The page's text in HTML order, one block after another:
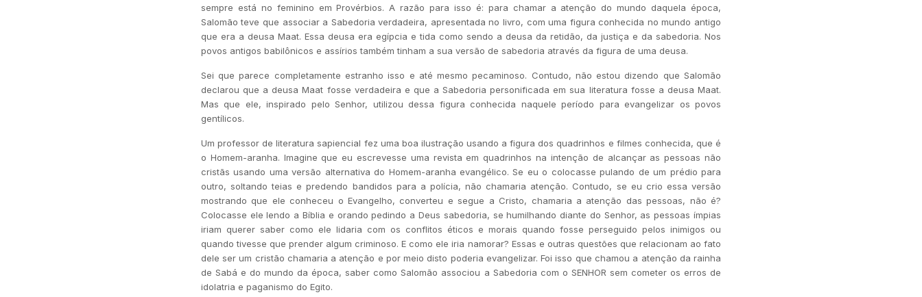
sempre está no feminino em Provérbios. A razão para isso é: para chamar a atenção do mundo daquela época,
Salomão teve que associar a Sabedoria verdadeira, apresentada no livro, com uma figura conhecida no mundo antigo
que era a deusa Maat. Essa deusa era egípcia e tida como sendo a deusa da retidão, da justiça e da sabedoria. Nos
povos antigos babilônicos e assírios também tinham a sua versão de sabedoria através da figura de uma deusa.
Sei que parece completamente estranho isso e até mesmo pecaminoso. Contudo, não estou dizendo que Salomão
declarou que a deusa Maat fosse verdadeira e que a Sabedoria personificada em sua literatura fosse a deusa Maat.
Mas que ele, inspirado pelo Senhor, utilizou dessa figura conhecida naquele período para evangelizar os povos
gentílicos.
Um professor de literatura sapiencial fez uma boa ilustração usando a figura dos quadrinhos e filmes conhecida, que é
o Homem-aranha. Imagine que eu escrevesse uma revista em quadrinhos na intenção de alcançar as pessoas não
cristãs usando uma versão alternativa do Homem-aranha evangélico. Se eu o colocasse pulando de um prédio para
outro, soltando teias e predendo bandidos para a polícia, não chamaria atenção. Contudo, se eu crio essa versão
mostrando que ele conheceu o Evangelho, converteu e segue a Cristo, chamaria a atenção das pessoas, não é?
Colocasse ele lendo a Bíblia e orando pedindo a Deus sabedoria, se humilhando diante do Senhor, as pessoas ímpias
iriam querer saber como ele lidaria com os conflitos éticos e morais quando fosse perseguido pelos inimigos ou
quando tivesse que prender algum criminoso. E como ele iria namorar? Essas e outras questões que relacionam ao fato
dele ser um cristão chamaria a atenção e por meio disto poderia evangelizar. Foi isso que chamou a atenção da rainha
de Sabá e do mundo da época, saber como Salomão associou a Sabedoria com o SENHOR sem cometer os erros de
idolatria e paganismo do Egito.